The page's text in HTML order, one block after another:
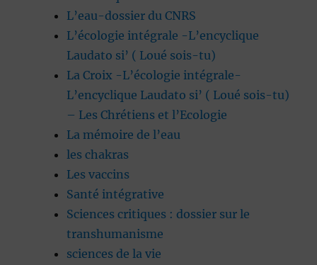
L’eau-dossier du CNRS
L’écologie intégrale -L’encyclique
Laudato si’ ( Loué sois-tu)
La Croix -L’écologie intégrale-
L’encyclique Laudato si’ ( Loué sois-tu)
– Les Chrétiens et l’Ecologie
La mémoire de l’eau
les chakras
Les vaccins
Santé intégrative
Sciences critiques : dossier sur le
transhumanisme
sciences de la vie